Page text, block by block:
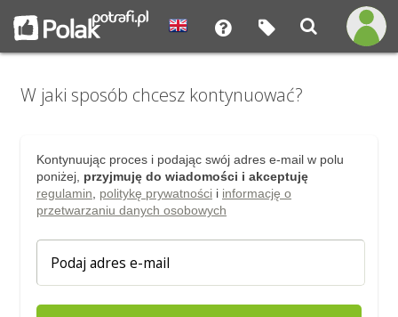
W jaki sposób chcesz kontynuować?
Kontynuując proces i podając swój adres e-mail w polu
poniżej, przyjmuję do wiadomości i akceptuję
regulamin
politykę prywatnościi informację o
przetwarzaniu danych osobowych